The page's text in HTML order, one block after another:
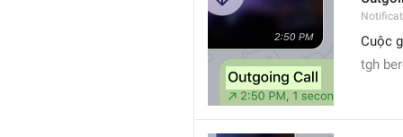
Cuộc
tgh